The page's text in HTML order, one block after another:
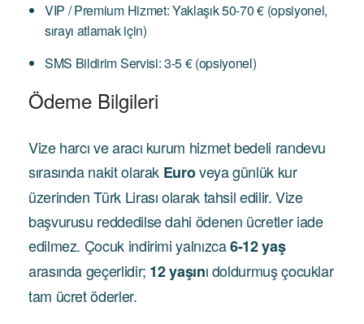
VIP / Premium Hizmet: Yaklaşık 50-70 € (opsiyonel,
sırayı atlamak için)
SMS Bildirim Servisi: 3-5 € (opsiyonel)
Ödeme Bilgileri
Vize harcı ve aracı kurum hizmet bedeli randevu
sırasında nakit olarak Euroveya günlük kur
üzerinden Türk Lirası olarak tahsil edilir. Vize
başvurusu reddedilse dahi ödenen ücretler iade
edilmez. Çocuk indirimi yalnızca6-12 yaş
arasında geçerlidir; 12 yaşını doldurmuş çocuklar
tam ücret öderler.